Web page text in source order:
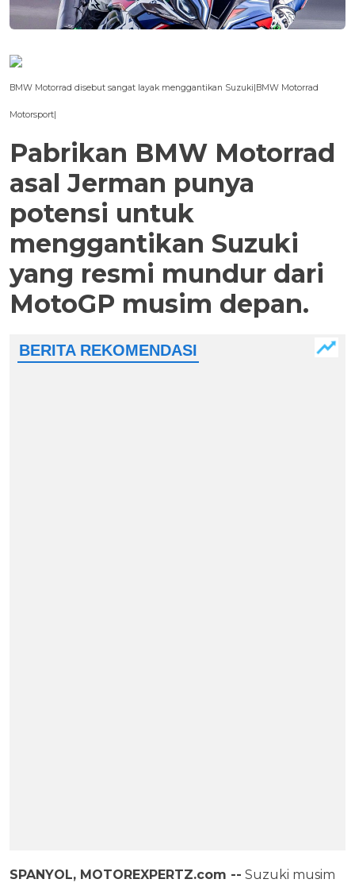
BMW Motorrad disebut sangat layak menggantikan Suzuki|BMW Motorrad
Motorsport|
Pabrikan BMW Motorrad
asal Jerman punya
potensi untuk
menggantikan Suzuki
yang resmi mundur dari
MotoGP musim depan.
SPANYOL, MOTOREXPERTZ.com -- Suzuki musim